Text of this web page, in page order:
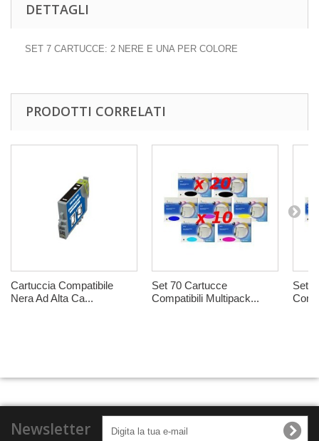
DETTAGLI
SET 7 CARTUCCE: 2 NERE E UNA PER COLORE
PRODOTTI CORRELATI
Cartuccia Compatibile
Nera Ad Alta Ca...
Set 70 Cartucce
Compatibili Multipack...
Set
Newsletter